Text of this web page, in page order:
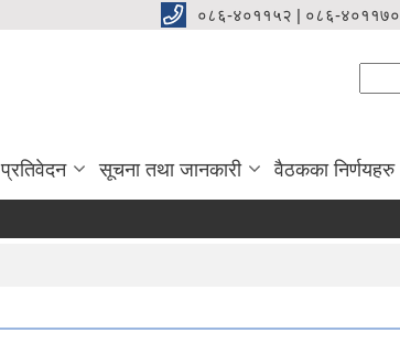
०८६-४०११५२ | ०८६-४०११७०
प्रतिवेदन सूचना तथा जानकारी वैठकका निर्णयहरु